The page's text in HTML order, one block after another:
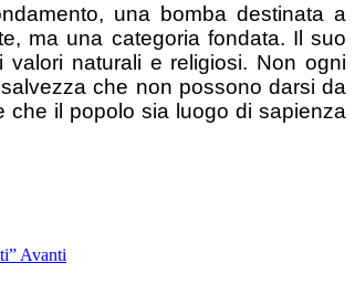
una bomba destinata a
ma una categoria fondata. Il suo
naturali e religiosi. Non ogni
che non possono darsi da
che il popolo sia luogo di sapienza
Avanti